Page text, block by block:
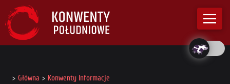
Główna
Konwenty Informacje